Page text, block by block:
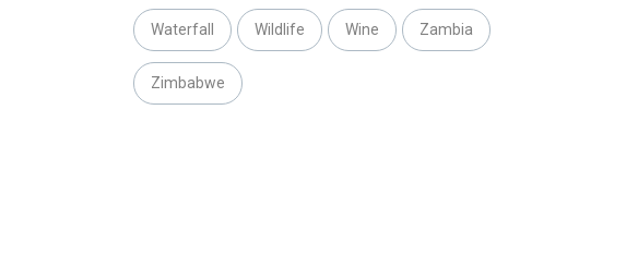
Waterfall Wildlife Wine Zambia
Zimbabwe